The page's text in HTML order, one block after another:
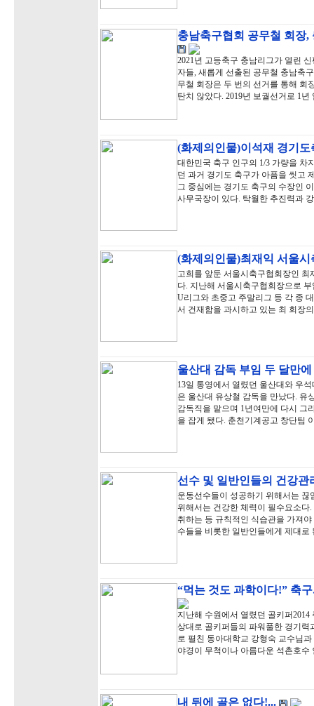
충남축구협회 공무철 회장
2021년 고등축구 충남리그가 열린
자들, 새롭게 선출된 공무철 충남축
무철 회장은 두 번의 선거를 통해 회
탄치 않았다. 2019년 보궐선거로 1
(화제의인물)이석재 경기
대한민국 축구 인구의 1/3 가량을 차
던 과거 경기도 축구가 아픔을 씻고
그 중심에는 경기도 축구의 수장인
사무국장이 있다. 탁월한 추진력과
(화제의인물)최재익 서울
고희를 앞둔 서울시축구협회장인
다. 지난해 서울시축구협회장으로
U리그와 초중고 주말리그 등 각 종
서 건재함을 과시하고 있는 최 회장
울산대 감독 부임 두 달만
13일 통영에서 열렸던 울산대와 우
은 울산대 유상철 감독을 만났다. 유
감독직을 맡으며 1년여만에 다시 그
을 잡게 됐다. 춘천기계공고 창단팀
선수 및 일반인들의 건강
운동선수들이 성공하기 위해서는
위해서는 건강한 체력이 필수요소
취하는 등 규칙적인 식습관을 가져
수들을 비롯한 일반인들에게 제대
“먹는 것도 과학이다!” 축
지난해 수원에서 열렸던 골키퍼
상대로 골키퍼들의 파워풀한 경기
로 펼친 동아대학교 강형숙 교수님
야경이 무척이나 아름다운 석촌호
내 뒤에 골은 없다!...